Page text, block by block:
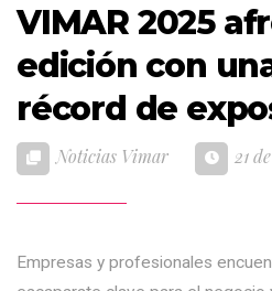
VIMAR 2025
edición con
récord de
Noticias Vimar 21
Empresas y profesionales